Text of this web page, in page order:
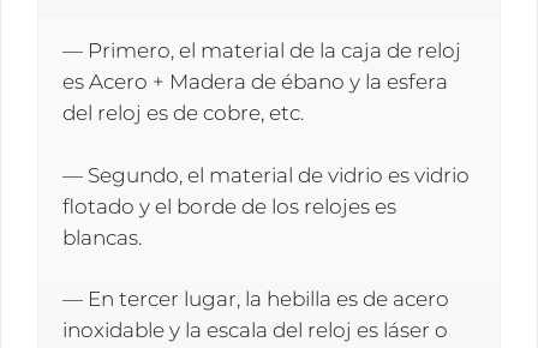
— Primero, el material de la caja de reloj
es Acero + Madera de ébano y la esfera
del reloj es de cobre, etc.
— Segundo, el material de vidrio es vidrio
flotado y el borde de los relojes es
blancas.
— En tercer lugar, la hebilla es de acero
inoxidable y la escala del reloj es láser o